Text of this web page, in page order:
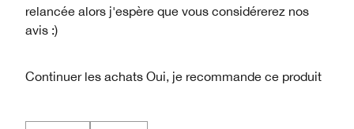
relancée alors j'espère que vous considérerez nos
avis :)
Continuer les achats Oui, je recommande ce produit